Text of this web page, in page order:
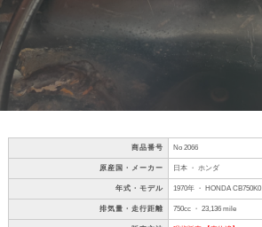
商品番号 No 2066
原産国・メーカー 日本 ・ ホンダ
年式・モデル 1970年 ・ HONDA CB750K0
排気量・走行距離 750cc ・ 23,136 mile